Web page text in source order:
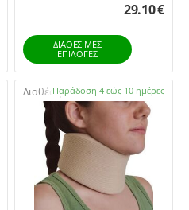
29.10€
ΔΙΑΘΕΣΙΜΕΣ
ΕΠΙΛΟΓΈΣ
Διαθέσιμο:Παράδοση 4 εώς 10 ημέρες